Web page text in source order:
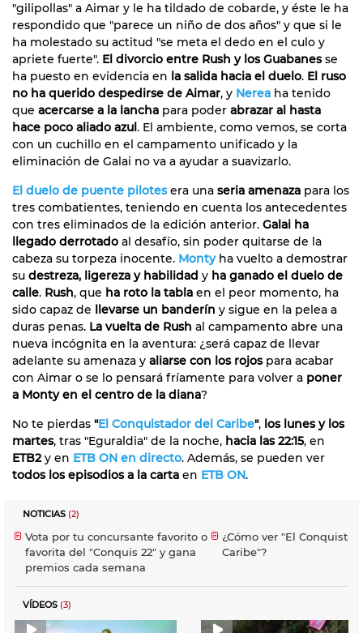
"gilipollas" a Aimar y le ha tildado de cobarde, y éste le ha
respondido que "parece un niño de dos años" y que si le
ha molestado su actitud "se meta el dedo en el culo y
apriete fuerte". El divorcio entre Rush y los Guabanesse
ha puesto en evidencia en la salida hacia el duelo. El ruso
no ha querido despedirse de Aimar, y Nerea ha tenido
que acercarse a la lancha para poder abrazar al hasta
hace poco aliado azul. El ambiente, como vemos, se corta
con un cuchillo en el campamento unificado y la
eliminación de Galai no va a ayudar a suavizarlo.
El duelo de puente pilotesera una seria amenaza para los
tres combatientes, teniendo en cuenta los antecedentes
con tres eliminados de la edición anterior. Galai ha
llegado derrotado al desafío, sin poder quitarse de la
cabeza su torpeza inocente. Montyha vuelto a demostrar
su destreza, ligereza y habilidad y ha ganado el duelo de
calle. Rush, que ha roto la tabla en el peor momento, ha
sido capaz de llevarse un banderín y sigue en la pelea a
duras penas. La vuelta de Rush al campamento abre una
nueva incógnita en la aventura: ¿será capaz de llevar
adelante su amenaza y aliarse con los rojospara acabar
con Aimar o se lo pensará fríamente para volver a poner
a Monty en el centro de la diana?
No te pierdas "El Conquistador del Caribe", los lunes y los
martes, tras "Eguraldia" de la noche, hacia las 22:15, en
ETB2y en ETB ON en directo. Además, se pueden ver
todos los episodios a la carta en ETB ON.
NOTICIAS (2)
Vota por tu concursante favorito o
favorita del "Conquis 22" y gana
premios cada semana
¿Cómo ver "El
Caribe"?
VÍDEOS (3)